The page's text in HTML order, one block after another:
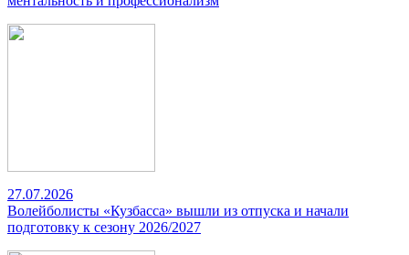
27.07.2026
Волейболисты «Кузбасса» вышли из отпуска и начали
подготовку к сезону 2026/2027